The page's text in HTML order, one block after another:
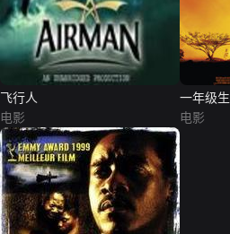
飞行人
电影
一年级生
电影